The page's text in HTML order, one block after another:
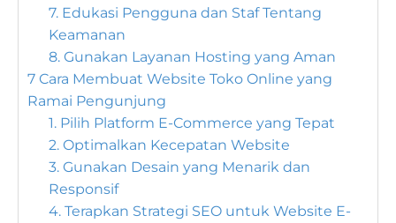
7. Edukasi Pengguna dan Staf Tentang
Keamanan
8. Gunakan Layanan Hosting yang Aman
7 Cara Membuat Website Toko Online yang
Ramai Pengunjung
1. Pilih Platform E-Commerce yang Tepat
2. Optimalkan Kecepatan Website
3. Gunakan Desain yang Menarik dan
Responsif
4. Terapkan Strategi SEO untuk Website E-